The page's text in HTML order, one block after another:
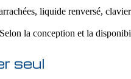
liquide renversé,
la conception et la
seul